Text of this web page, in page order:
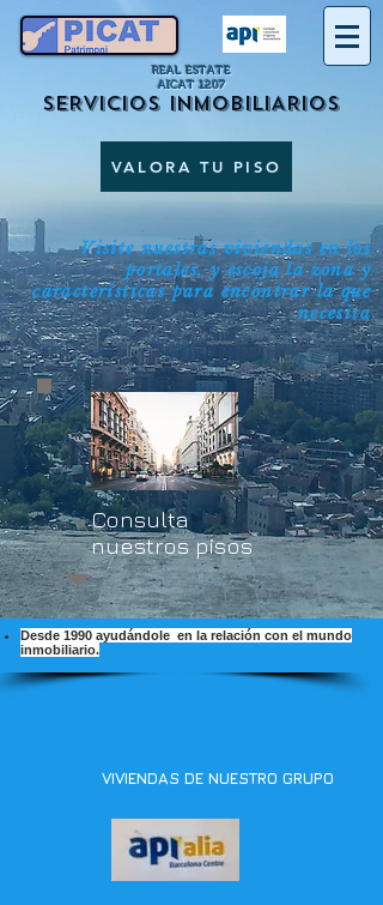
REAL ESTATE
AICAT 1207
SERVICIOS INMOBILIARIOS
VALORA TU PISO
Visite nuestras viviendas en los
portales, y escoja la zona y
características para encontrar la que
necesita
Consulta
nuestros pisos
Desde 1990 ayudándole en la relación con el mundo
inmobiliario.
VIVIENDAS DE NUESTRO GRUPO